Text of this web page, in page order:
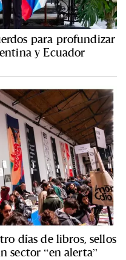
para profundizar
y Ecuador
días de libros, sellos
sector “en alerta”